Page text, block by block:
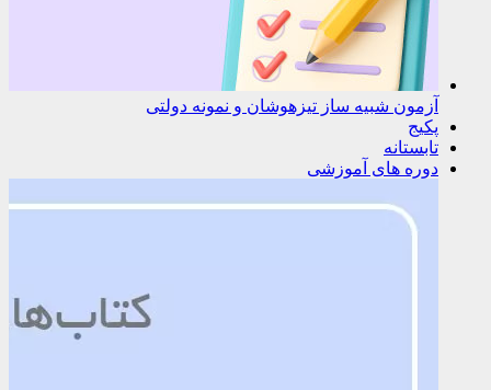
آزمون شبیه ساز تیزهوشان و نمونه دولتی
پکیج
تابستانه
دوره های آموزشی